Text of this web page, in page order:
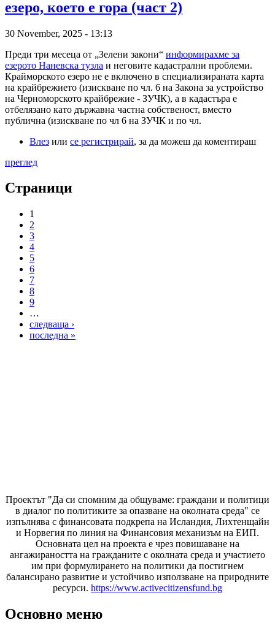
езеро, което е гора (част 2)
30 November, 2025 - 13:13
Преди три месеца от „Зелени закони“ информирахме за
езерото Наневска тузла и неговите кадастрални проблеми.
Крайморското езеро не е включено в специализираната карта
на крайбрежието (изискване по чл. 6 на Закона за устройство
на Черноморското крайбрежие - ЗУЧК), а в кадастъра е
отбелязано като държавна частна собственост, вместо
публична (изискване по чл 6 на ЗУЧК и по чл.
Влез или се регистрирай, за да можеш да коментираш
преглед
Страници
1
2
3
4
5
6
7
8
9
…
следваща ›
последна »
Проектът "Да си спомним да общуваме: граждани и политици
в диалог по политиките за опазване на околната среда" се
изпълнява с финансовата подкрепа на Исландия, Лихтенщайн
и Норвегия по линия на Финансовия механизъм на ЕИП.
Основната цел на проекта е чрез повишаване на
ангажираността на гражданите с околната среда и участието
им при формулирането на политики да постигнем
балансирано развитие и устойчиво използване на природните
ресурси. https://www.activecitizensfund.bg
Основно меню